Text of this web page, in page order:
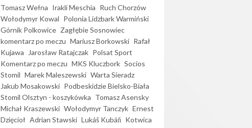
Tomasz Wełna Irakli Meschia Ruch Chorzów
Wołodymyr Kowal Polonia Lidzbark Warmiński
Górnik Polkowice Zagłębie Sosnowiec
komentarz po meczu Mariusz Borkowski Rafał
Kujawa
Jarosław Ratajczak Polsat Sport
Komentarz po meczu MKS Kluczbork Socios
Stomil Marek Maleszewski Warta Sieradz
Jakub Mosakowski Podbeskidzie Bielsko-Biała
Stomil Olsztyn - koszykówka Tomasz Asensky
Michał Kraszewski Wołodymyr Tanczyk Ernest
Dzięcioł Adrian Stawski Lukáš Kubáň Kotwica